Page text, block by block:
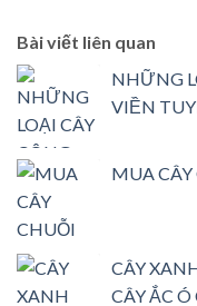
Bài viết liên quan
NHỮNG
VIỀN
MUA
CÂY
CÂY ẮC